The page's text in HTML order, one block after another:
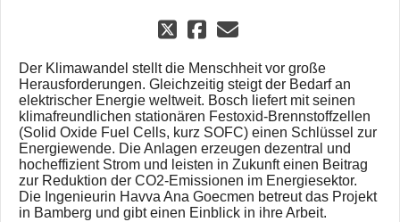
Der Klimawandel stellt die Menschheit vor große
Herausforderungen. Gleichzeitig steigt der Bedarf an
elektrischer Energie weltweit. Bosch liefert mit seinen
klimafreundlichen stationären Festoxid-Brennstoffzellen
(Solid Oxide Fuel Cells, kurz SOFC) einen Schlüssel zur
Energiewende. Die Anlagen erzeugen dezentral und
hocheffizient Strom und leisten in Zukunft einen Beitrag
zur Reduktion der CO2-Emissionen im Energiesektor.
Die Ingenieurin Havva Ana Goecmen betreut das Projekt
in Bamberg und gibt einen Einblick in ihre Arbeit.